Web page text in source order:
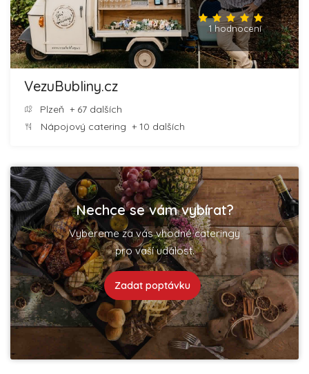
1 hodnocení
VezuBubliny.cz
Plzeň + 67 dalších
Nápojový catering + 10 dalších
Nechce se vám vybírat?
Vybereme za vás vhodné cateringy
pro vaší událost.
Zadat poptávku